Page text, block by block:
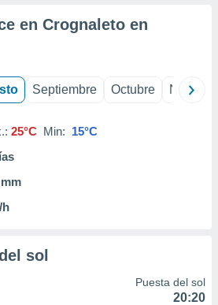
en Crognaleto en
Septiembre Octubre
25°C Min: 15°C
h
sol
Puesta del sol
20:20